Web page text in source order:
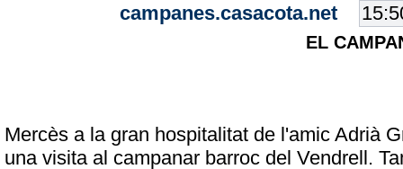
campanes.casacota.net
EL
Mercès a la gran hospitalitat de l'amic Adrià
una visita al campanar barroc del Vendrell.